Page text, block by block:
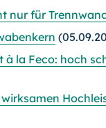
nur für
la Feco: hoch